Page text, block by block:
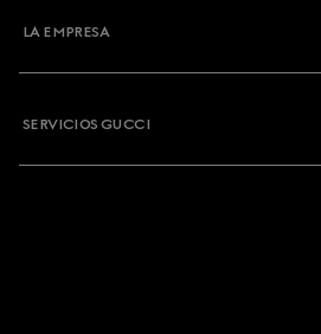
LA EMPRESA
SERVICIOS GUCCI